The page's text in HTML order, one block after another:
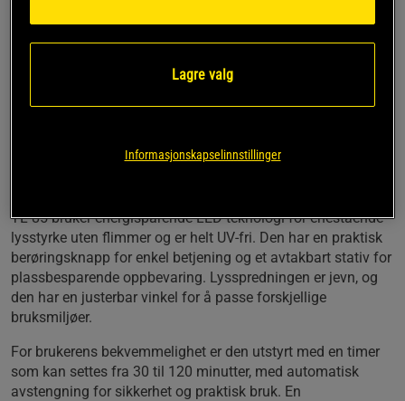
Forbedre velværet for kropp og sinn
For lys i de mørke vintermånedene
Omtrent 14000 Lux i lysintensitet
Lampen er spesielt designet for deg som ønsker å forbedre
TL 85 bruker energisparende LED-teknologi for enestående
lysstyrke uten flimmer og er helt UV-fri. Den har en praktisk
berøringsknapp for enkel betjening og et avtakbart stativ for
plassbesparende oppbevaring. Lysspredningen er jevn, og
den har en justerbar vinkel for å passe forskjellige
bruksmiljøer.
For brukerens bekvemmelighet er den utstyrt med en timer
som kan settes fra 30 til 120 minutter, med automatisk
avstengning for sikkerhet og praktisk bruk. En
Lagre valg
Informasjonskapselinnstillinger